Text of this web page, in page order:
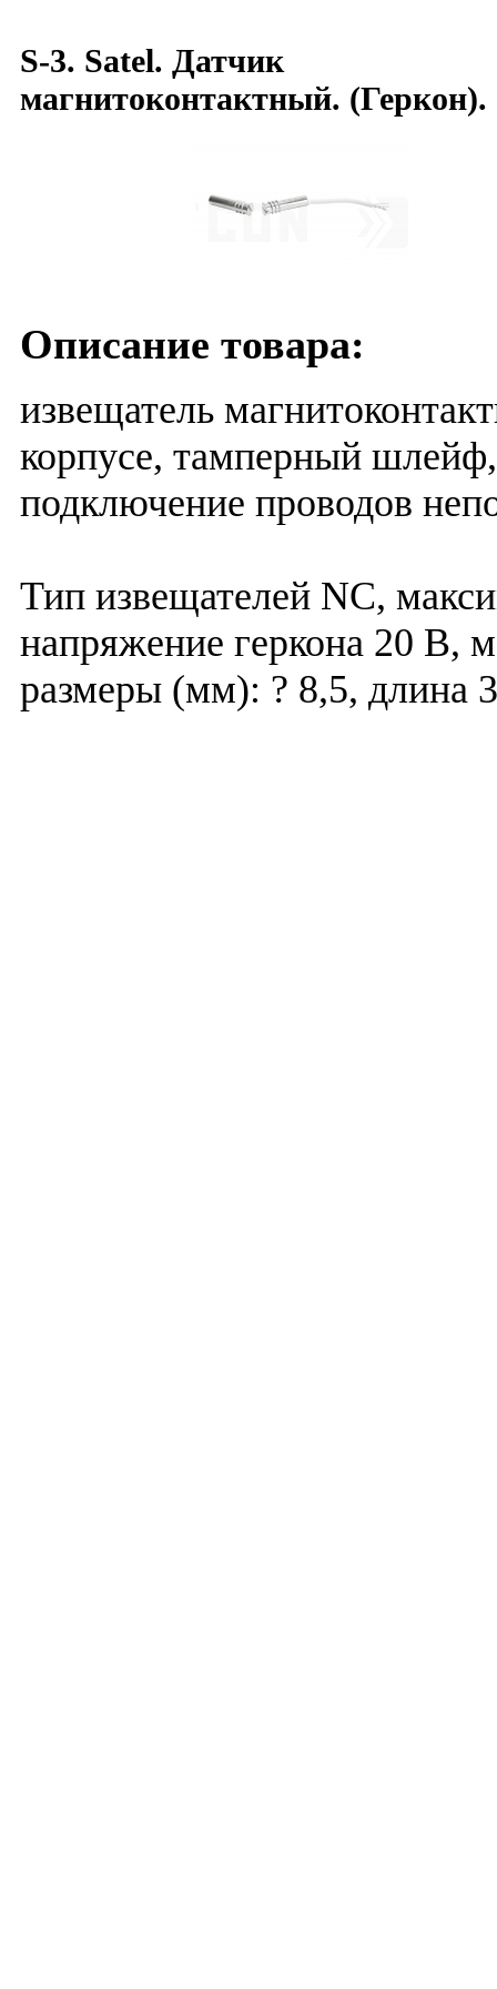
S-3. Satel. Датчик
магнитоконтактный. (Геркон).
Описание товара:
извещатель
корпусе, тамперный
подключение проводов
Тип извещателей NC,
напряжение геркона 20 В,
размеры (мм): ? 8,5, длина